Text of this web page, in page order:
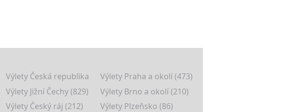
Výlety Česká republika
Výlety Praha a okolí (473)
Výlety Jižní Čechy (829)
Výlety Brno a okolí (210)
Výlety Český ráj (212) Výlety Plzeňsko (86)